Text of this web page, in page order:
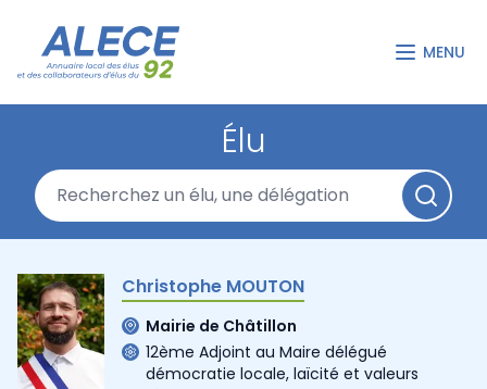
MENU
Élu
Christophe MOUTON
Mairie de Châtillon
12ème Adjoint au Maire délégué
démocratie locale, laïcité et valeurs